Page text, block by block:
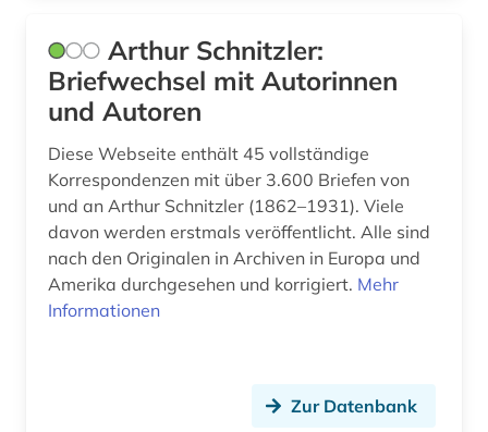
internaitonales steuerrecht (1)
international (1)
internationaler wettbewerb (1)
internationales recht (1)
interview (1)
inventar (1)
Arthur Schnitzler:
Briefwechsel mit Autorinnen
und Autoren
Diese Webseite enthält 45 vollständige
Korrespondenzen mit über 3.600 Briefen von
und an Arthur Schnitzler (1862–1931). Viele
davon werden erstmals veröffentlicht. Alle sind
nach den Originalen in Archiven in Europa und
Amerika durchgesehen und korrigiert. Mehr
Informationen
Zur Datenbank